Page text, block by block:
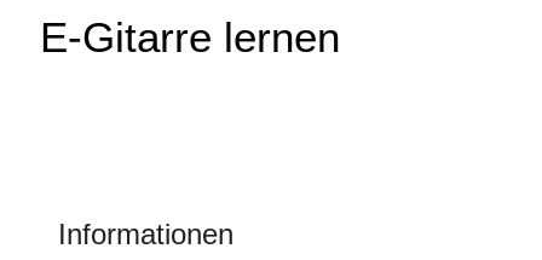
E-Gitarre lernen
Informationen